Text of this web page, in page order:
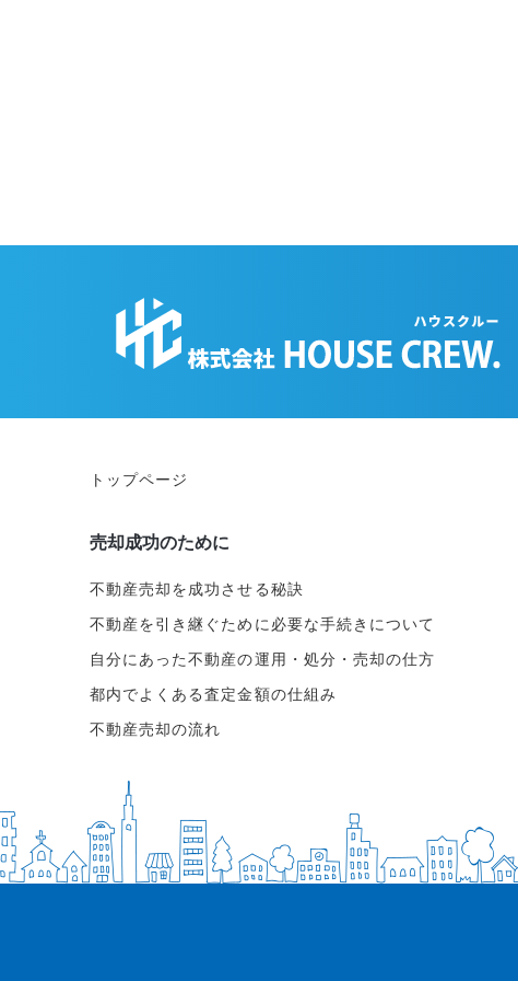
トップページ
売却成功のために
不動産売却を成功させる秘訣
不動産を引き継ぐために必要な手続きについて
自分にあった不動産の運用・処分・売却の仕方
都内でよくある査定金額の仕組み
不動産売却の流れ